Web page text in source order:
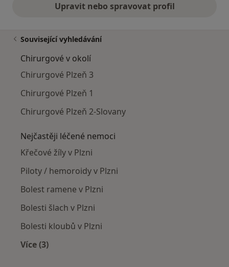
Upravit nebo spravovat profil
Související vyhledávání
Chirurgové v okolí
Chirurgové Plzeň 3
Chirurgové Plzeň 1
Chirurgové Plzeň 2-Slovany
Nejčastěji léčené nemoci
Křečové žíly v Plzni
Piloty / hemoroidy v Plzni
Bolest ramene v Plzni
Bolesti šlach v Plzni
Bolesti kloubů v Plzni
Více (3)